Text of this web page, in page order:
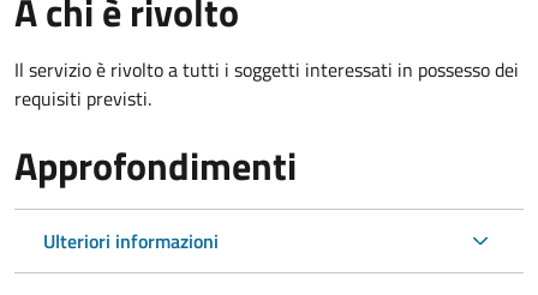
Il servizio è rivolto a tutti i soggetti interessati in possesso dei
requisiti previsti.
Approfondimenti
Ulteriori informazioni